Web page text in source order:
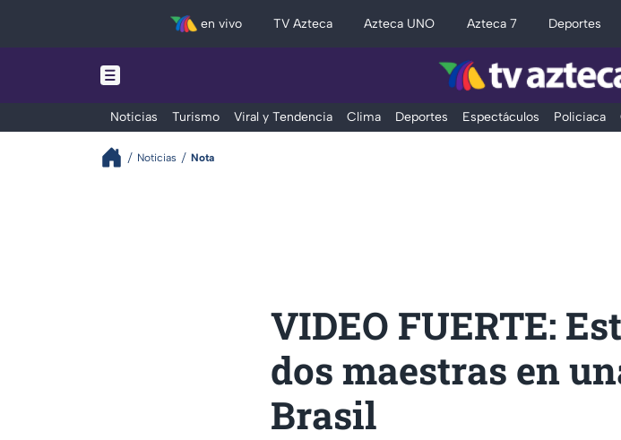
en vivo TV Azteca Azteca UNO Azteca 7 Deportes
Noticias Turismo Viral y Tendencia Clima Deportes Espectáculos Policiaca
Noticias Nota
VIDEO FUERTE:
dos maestras en
Brasil